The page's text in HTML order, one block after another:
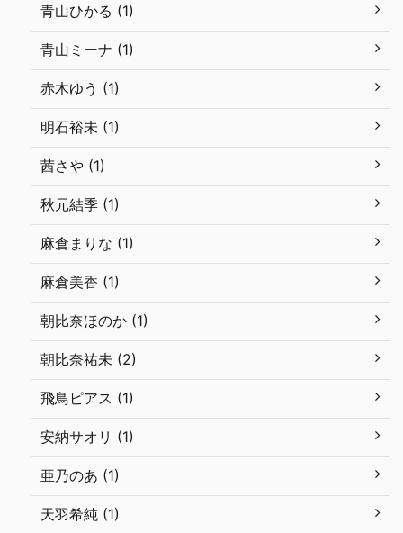
青山ひかる (1)
青山ミーナ (1)
赤木ゆう (1)
明石裕未 (1)
茜さや (1)
秋元結季 (1)
麻倉まりな (1)
麻倉美香 (1)
朝比奈ほのか (1)
朝比奈祐未 (2)
飛鳥ピアス (1)
安納サオリ (1)
亜乃のあ (1)
天羽希純 (1)